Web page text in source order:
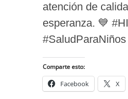
atención de
esperanza. 💙
Comparte esto:
Facebook X